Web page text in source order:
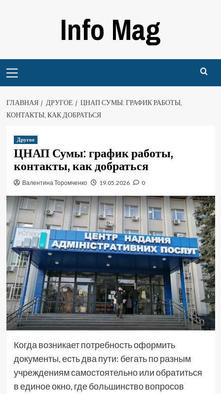
Info Mag
Menu
ГЛАВНАЯ ДРУГОЕ
ЦНАП СУМЫ: ГРАФИК РАБОТЫ,
КОНТАКТЫ, КАК ДОБРАТЬСЯ
Другое
ЦНАП Сумы: график работы,
контакты, как добраться
Валентина Торомченко 19.05.2026 0
Когда возникает потребность оформить
документы, есть два пути: бегать по разным
учреждениям самостоятельно или обратиться
в единое окно, где большинство вопросов